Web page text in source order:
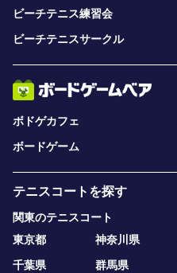
ビーチテニス練習会
ビーチテニスサークル
ボドゲカフェ
ボードゲーム
テニスコートを探す
関東のテニスコート
東京都
神奈川県
千葉県
群馬県